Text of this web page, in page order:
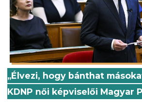
„Élvezi, hogy bánthat
KDNP női képviselői Magyar